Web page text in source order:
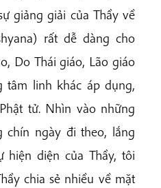
giảng giải của Thầy về
rất dễ dàng cho
Do Thái giáo, Lão giáo
tâm linh khác áp dụng,
tử. Nhìn vào những
chín ngày đi theo, lắng
hiện diện của Thầy, tôi
chia sẻ nhiều về mặt